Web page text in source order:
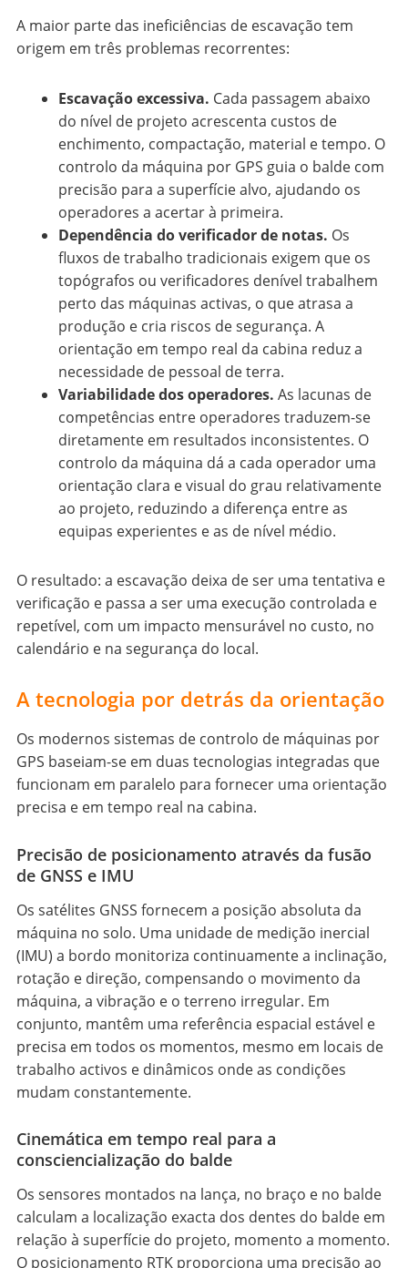
A maior parte das ineficiências de escavação tem
origem em três problemas recorrentes:
Escavação excessiva. Cada passagem abaixo
do nível de projeto acrescenta custos de
enchimento, compactação, material e tempo. O
controlo da máquina por GPS guia o balde com
precisão para a superfície alvo, ajudando os
operadores a acertar à primeira.
Dependência do verificador de notas. Os
fluxos de trabalho tradicionais exigem que os
topógrafos ou verificadores denível trabalhem
perto das máquinas activas, o que atrasa a
produção e cria riscos de segurança. A
orientação em tempo real da cabina reduz a
necessidade de pessoal de terra.
Variabilidade dos operadores.As lacunas de
competências entre operadores traduzem-se
diretamente em resultados inconsistentes. O
controlo da máquina dá a cada operador uma
orientação clara e visual do grau relativamente
ao projeto, reduzindo a diferença entre as
equipas experientes e as de nível médio.
O resultado: a escavação deixa de ser uma tentativa e
verificação e passa a ser uma execução controlada e
repetível, com um impacto mensurável no custo, no
calendário e na segurança do local.
A tecnologia por detrás da orientação
Os modernos sistemas de controlo de máquinas por
GPS baseiam-se em duas tecnologias integradas que
funcionam em paralelo para fornecer uma orientação
precisa e em tempo real na cabina.
Precisão de posicionamento através da fusão
de GNSS e IMU
Os satélites GNSS fornecem a posição absoluta da
máquina no solo. Uma unidade de medição inercial
(IMU) a bordo monitoriza continuamente a inclinação,
rotação e direção, compensando o movimento da
máquina, a vibração e o terreno irregular. Em
conjunto, mantêm uma referência espacial estável e
precisa em todos os momentos, mesmo em locais de
trabalho activos e dinâmicos onde as condições
mudam constantemente.
Cinemática em tempo real para a
consciencialização do balde
Os sensores montados na lança, no braço e no balde
calculam a localização exacta dos dentes do balde em
relação à superfície do projeto, momento a momento.
O posicionamento RTK proporciona uma precisão ao